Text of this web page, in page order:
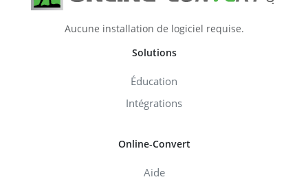
Aucune installation de logiciel requise.
Solutions
Éducation
Intégrations
Online-Convert
Aide